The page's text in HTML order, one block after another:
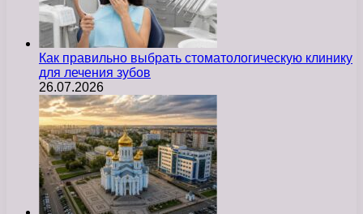
Как правильно выбрать стоматологическую клинику
для лечения зубов
26.07.2026